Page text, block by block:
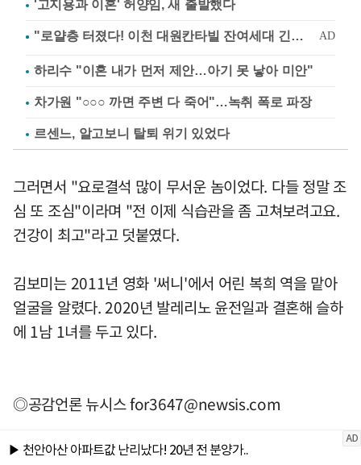
'고지용과 이혼' 허양임, 새 출발했다
하리수 "이혼 내가 먼저 제안…아기 못 낳아 미안"
차가원 "○○○ 까면 주변 다 죽어"…녹취 폭로 파장
르센느, 알고보니 탈퇴 위기 있었다
그러면서 "요로결석 많이 무서운 놈이었다. 다들 정말 조
심 또 조심"이라며 "전 이제 식습관을 좀 고쳐보려고요.
건강이 최고"라고 덧붙였다.
김보미는 2011년 영화 '써니'에서 어린 복희 역을 맡아
얼굴을 알렸다. 2020년 발레리노 윤전일과 결혼해 슬하
에 1남 1녀를 두고 있다.
◎공감언론 뉴시스for3647@newsis.com